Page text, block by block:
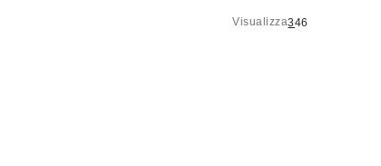
Visualizza346